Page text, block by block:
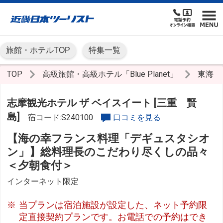
旅館・ホテルTOP 特集一覧
TOP 高級旅館・高級ホテル「Blue Planet」 東海
志摩観光ホテル ザ ベイスイート [三重 賢
島]
宿コード:S240100 口コミを見る
【海の幸フランス料理「デギュスタシオ
ン」】総料理長のこだわり尽くしの品々
＜夕朝食付＞
インターネット限定
当プランは宿泊施設が設定した、ネット予約限
定直接契約プランです。お電話での予約はでき